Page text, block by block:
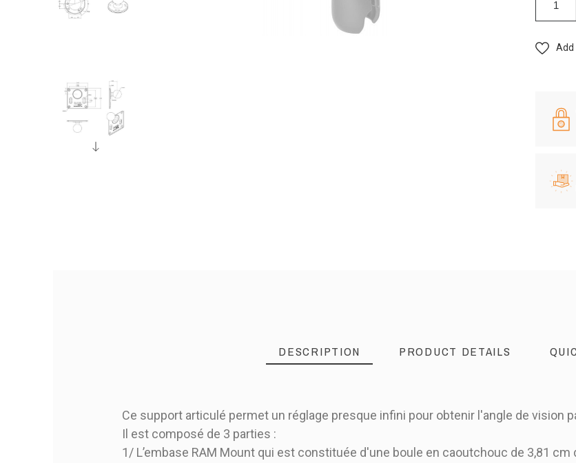
DESCRIPTION PRODUCT DETAILS
Ce support articulé permet un réglage presque infini pour obtenir l'angle de vision
Il est composé de 3 parties :
1/ L’embase RAM Mount qui est constituée d'une boule en caoutchouc de 3,81